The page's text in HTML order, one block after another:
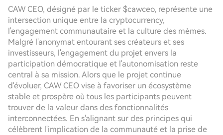
CAW CEO, désigné par le ticker $cawceo, représente une
intersection unique entre la cryptocurrency,
l'engagement communautaire et la culture des mèmes.
Malgré l'anonymat entourant ses créateurs et ses
investisseurs, l'engagement du projet envers la
participation démocratique et l'autonomisation reste
central à sa mission. Alors que le projet continue
d'évoluer, CAW CEO vise à favoriser un écosystème
stable et prospère où tous les participants peuvent
trouver de la valeur dans des fonctionnalités
interconnectées. En s'alignant sur des principes qui
célèbrent l'implication de la communauté et la prise de